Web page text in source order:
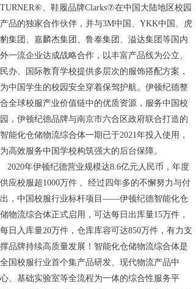
TURNER⑥、鞋履品牌Clarks⑦在中国大陆地区校园
产品的独家合作伙伴，并与3M中国、YKK中国、虎
豹集团、嘉麟杰集团、鲁泰集团、溢达集团等国内
外一流企业达成战略合作，以丰富产品线为公立、
民办、国际教育学校提供多层次的服饰搭配方案，
为中国学生的校园安全穿着保驾护航。伊顿纪德整
合全球校服产业价值链中的优质资源，服务中国校
园，伊顿纪德品牌与南京市六合区政府联合打造的
智能化仓储物流综合体一期已于2021年投入使用，
为高效服务中国学校构筑强大的后台保障。
2020年伊顿纪德营业规模达8.6亿元人民币，年度
供应校服超1000万件 。经过四年多的不懈努力与付
出，中国校服行业标杆项目——伊顿纪德智能化仓
储物流综合体正式启用，可达每日出库量15万件，
每日入库量20万件，仓库库容可达850万件，有力支
撑品牌持续高质量发展！智能化仓储物流综合体是
全国校服行业首个集产品研发、现代物流产品中
心、基础实验室等全流程为一体的综合性服务平